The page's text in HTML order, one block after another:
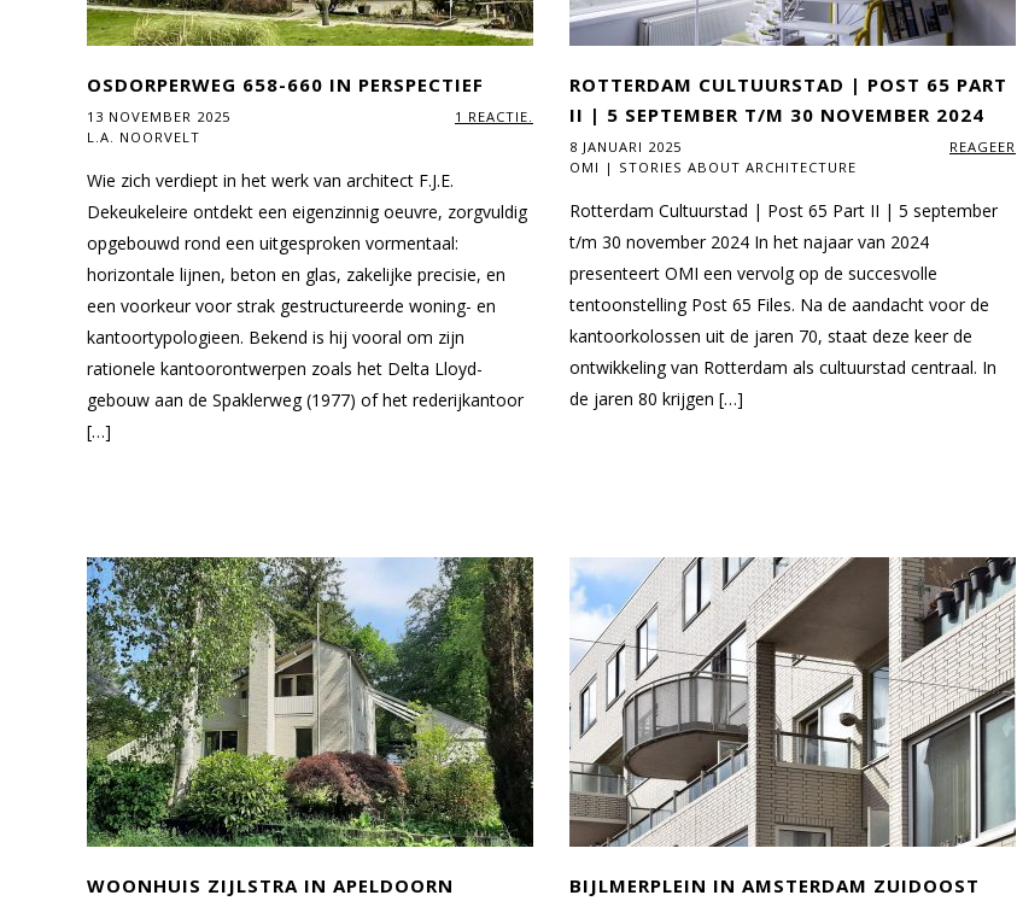
OSDORPERWEG 658-660 IN PERSPECTIEF
13 NOVEMBER 2025
1 REACTIE.
L.A. NOORVELT
Wie zich verdiept in het werk van architect F.J.E.
Dekeukeleire ontdekt een eigenzinnig oeuvre, zorgvuldig
opgebouwd rond een uitgesproken vormentaal:
horizontale lijnen, beton en glas, zakelijke precisie, en
een voorkeur voor strak gestructureerde woning- en
kantoortypologieen. Bekend is hij vooral om zijn
rationele kantoorontwerpen zoals het Delta Lloyd-
gebouw aan de Spaklerweg (1977) of het rederijkantoor
[…]
ROTTERDAM CULTUURSTAD | POST 65 PART
II | 5 SEPTEMBER T/M 30 NOVEMBER 2024
8 JANUARI 2025
REAGEER
OMI | STORIES ABOUT ARCHITECTURE
Rotterdam Cultuurstad | Post 65 Part II | 5 september
t/m 30 november 2024 In het najaar van 2024
presenteert OMI een vervolg op de succesvolle
tentoonstelling Post 65 Files. Na de aandacht voor de
kantoorkolossen uit de jaren 70, staat deze keer de
ontwikkeling van Rotterdam als cultuurstad centraal. In
de jaren 80 krijgen […]
WOONHUIS ZIJLSTRA IN APELDOORN BIJLMERPLEIN IN AMSTERDAM ZUIDOOST